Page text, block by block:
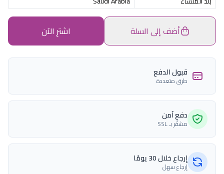
أضف إلى السلة اشترِ الآن
قبول الدفع
طرق متعددة
دفع آمن
مشفّر بـ SSL
إرجاع خلال 30 يومًا
إرجاع سهل